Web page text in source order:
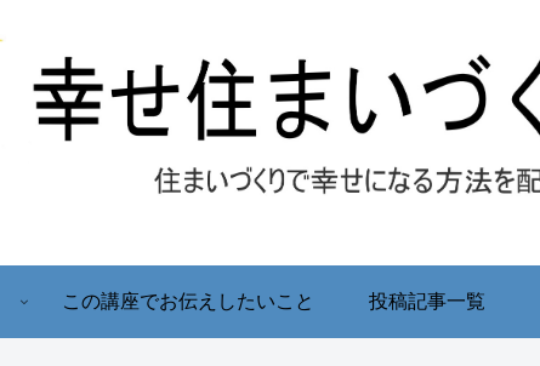
この講座でお伝えしたいこと 投稿記事一覧